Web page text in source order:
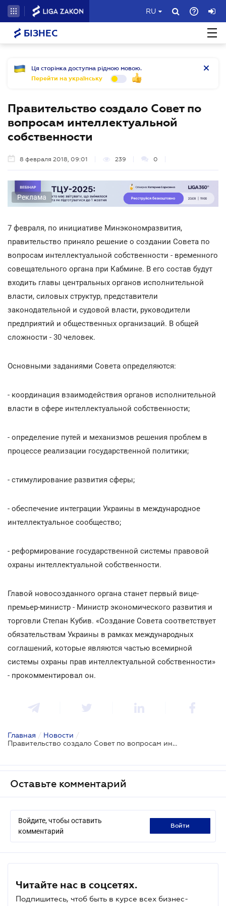
RU
БІЗНЕС
Ця сторінка доступна рідною мовою.
Перейти на українську
Правительство создало Совет по
вопросам интеллектуальной
собственности
8 февраля 2018, 09:01 239 0
Реклама
7 февраля, по инициативе Минэкономразвития,
правительство приняло решение о создании Совета по
вопросам интеллектуальной собственности - временного
совещательного органа при Кабмине. В его состав будут
входить главы центральных органов исполнительной
власти, силовых структур, представители
законодательной и судовой власти, руководители
предприятий и общественных организаций. В общей
сложности - 30 человек.
Основными заданиями Совета определяются:
- координация взаимодействия органов исполнительной
власти в сфере интеллектуальной собственности;
- определение путей и механизмов решения проблем в
процессе реализации государственной политики;
- стимулирование развития сферы;
- обеспечение интеграции Украины в международное
интеллектуальное сообщество;
- реформирование государственной системы правовой
охраны интеллектуальной собственности.
Главой новосозданного органа станет первый вице-
премьер-министр - Министр экономического развития и
торговли Степан Кубив. «Создание Совета соответствует
обязательствам Украины в рамках международных
соглашений, которые являются частью всемирной
системы охраны прав интеллектуальной собственности»
- прокомментировал он.
Главная / Новости /
Правительство создало Совет по вопросам интеллектуальной собственности
Оставьте комментарий
Войдите, чтобы оставить
комментарий
войти
Читайте нас в соцсетях.
Подпишитесь, чтоб быть в курсе всех бизнес-